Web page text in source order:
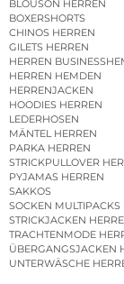
BLOUSON HERREN
BOXERSHORTS
CHINOS HERREN
GILETS HERREN
HERREN
HERREN HEMDEN
HERRENJACKEN
HOODIES HERREN
LEDERHOSEN
MÄNTEL HERREN
PARKA HERREN
STRICKPULLOVER
PYJAMAS HERREN
SAKKOS
SOCKEN MULTIPACKS
STRICKJACKEN
TRACHTENMODE
ÜBERGANGSJACKEN
UNTERWÄSCHE